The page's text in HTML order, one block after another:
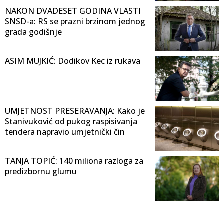
NAKON DVADESET GODINA VLASTI
SNSD-a: RS se prazni brzinom jednog
grada godišnje
ASIM MUJKIĆ: Dodikov Kec iz rukava
UMJETNOST PRESERAVANJA: Kako je
Stanivuković od pukog raspisivanja
tendera napravio umjetnički čin
TANJA TOPIĆ: 140 miliona razloga za
predizbornu glumu